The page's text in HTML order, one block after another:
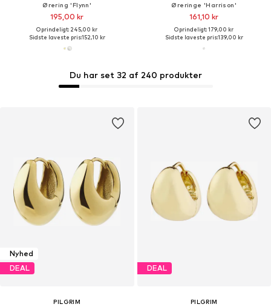
Ørering 'Flynn'
195,00 kr
Oprindeligt: 245,00 kr
Sidste laveste pris:152,10 kr
Øreringe 'Harrison'
161,10 kr
Oprindeligt: 179,00 kr
Sidste laveste pris:139,00 kr
Nyhed
DEAL
PILGRIM
Du har set 32 af 240 produkter
DEAL
PILGRIM